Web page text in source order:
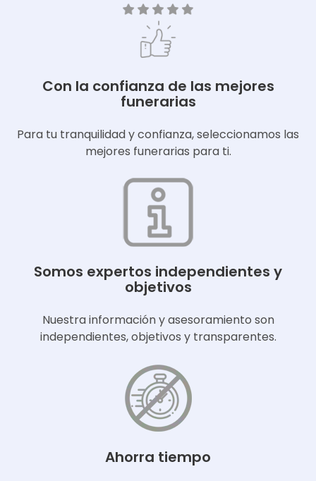
Con la confianza de las mejores
funerarias
Para tu tranquilidad y confianza, seleccionamos las
mejores funerarias para ti.
Somos expertos independientes y
objetivos
Nuestra información y asesoramiento son
independientes, objetivos y transparentes.
Ahorra tiempo